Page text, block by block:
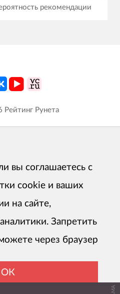
рекомендации
Рейтинг Рунета
вы соглашаетесь с
cookie и ваших
на сайте,
Запретить
через браузер
ОК